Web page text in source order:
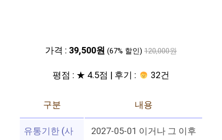
가격 : 39,500원 (67% 할인) 120,000원
평점 : ★ 4.5점 | 후기 : 32건
구분
내용
유통기한 (사
2027-05-01 이거나 그 이후